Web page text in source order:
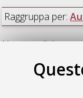
Raggruppa per:
Numero di
Vignudelli,
implantare tramite